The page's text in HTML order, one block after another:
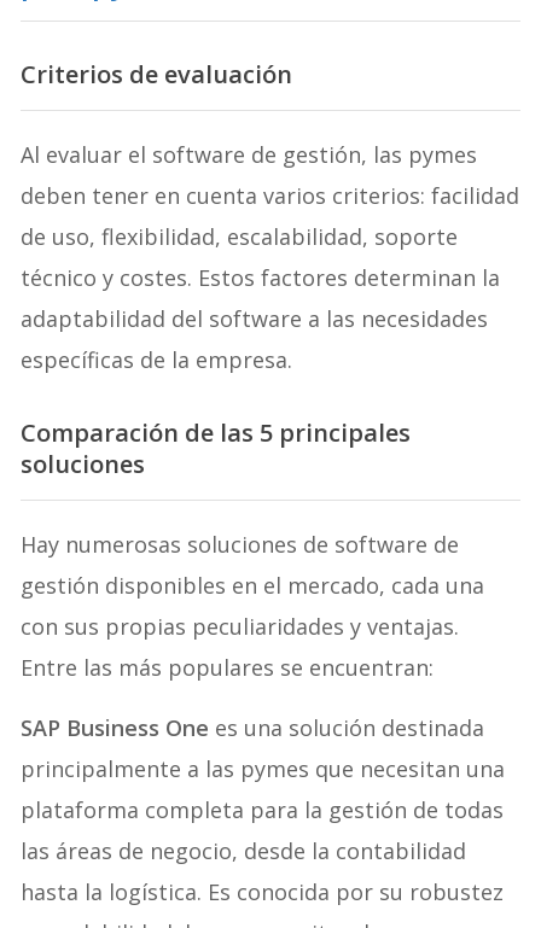
Criterios de evaluación
Al evaluar el software de gestión, las pymes
deben tener en cuenta varios criterios: facilidad
de uso, flexibilidad, escalabilidad, soporte
técnico y costes. Estos factores determinan la
adaptabilidad del software a las necesidades
específicas de la empresa.
Comparación de las 5 principales
soluciones
Hay numerosas soluciones de software de
gestión disponibles en el mercado, cada una
con sus propias peculiaridades y ventajas.
Entre las más populares se encuentran:
SAP Business One es una solución destinada
principalmente a las pymes que necesitan una
plataforma completa para la gestión de todas
las áreas de negocio, desde la contabilidad
hasta la logística. Es conocida por su robustez